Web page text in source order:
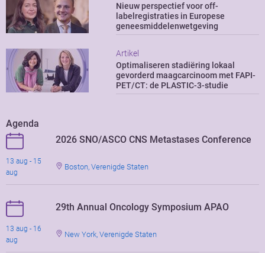
Nieuw perspectief voor off-
labelregistraties in Europese
geneesmiddelenwetgeving
Artikel
Optimaliseren stadiëring lokaal
gevorderd maagcarcinoom met FAPI-
PET/CT: de PLASTIC-3-studie
Agenda
2026 SNO/ASCO CNS Metastases Conference
13 aug - 15
aug
Boston, Verenigde Staten
29th Annual Oncology Symposium APAO
13 aug - 16
aug
New York, Verenigde Staten